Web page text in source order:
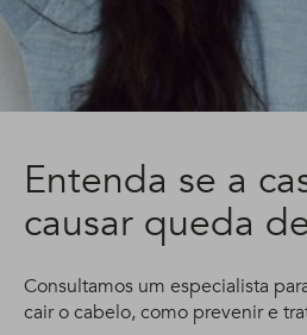
Entenda se a
causar queda
Consultamos um especialista
cair o cabelo, como prevenir e